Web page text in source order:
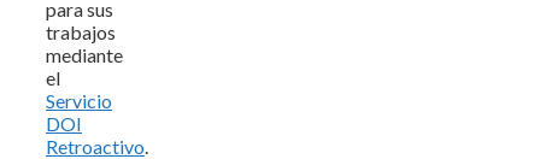
para sus
trabajos
mediante
el
Servicio
DOI
Retroactivo